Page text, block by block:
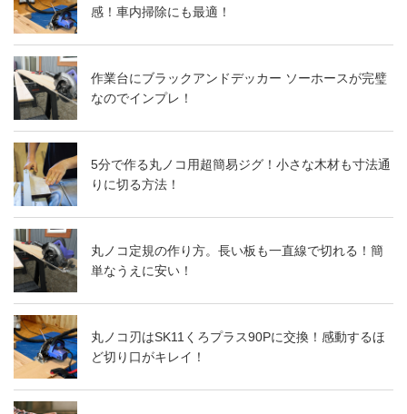
感！車内掃除にも最適！
作業台にブラックアンドデッカー ソーホースが完璧
なのでインプレ！
5分で作る丸ノコ用超簡易ジグ！小さな木材も寸法通
りに切る方法！
丸ノコ定規の作り方。長い板も一直線で切れる！簡
単なうえに安い！
丸ノコ刃はSK11くろプラス90Pに交換！感動するほ
ど切り口がキレイ！